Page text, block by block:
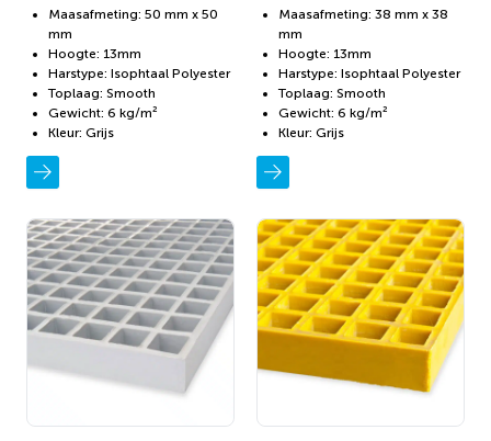
Maasafmeting: 50 mm x 50
mm
Hoogte: 13mm
Harstype: Isophtaal Polyester
Toplaag: Smooth
Gewicht: 6 kg/m²
Kleur: Grijs
Maasafmeting: 38 mm x 38
mm
Hoogte: 13mm
Harstype: Isophtaal Polyester
Toplaag: Smooth
Gewicht: 6 kg/m²
Kleur: Grijs